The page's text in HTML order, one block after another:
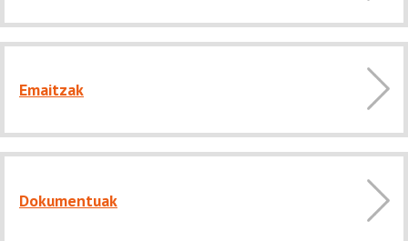
Emaitzak
Dokumentuak